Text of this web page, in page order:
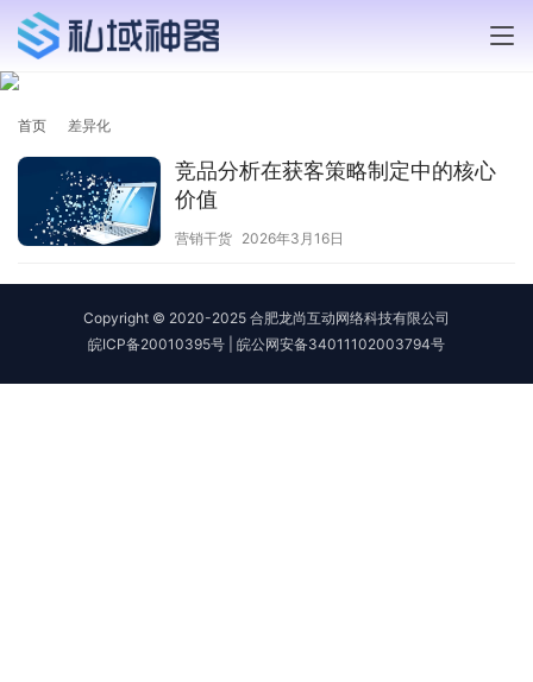
首页 差异化
竞品分析在获客策略制定中的核心
价值
营销干货 2026年3月16日
Copyright © 2020-2025 合肥龙尚互动网络科技有限公司
皖ICP备20010395号
皖公网安备34011102003794号